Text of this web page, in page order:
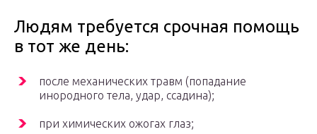
Людям требуется срочная помощь
в тот же день:
после механических травм (попадание
инородного тела, удар, ссадина);
при химических ожогах глаз;